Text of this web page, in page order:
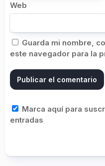
Web
Guarda mi nombre,
este navegador para la
Marca aquí para
entradas